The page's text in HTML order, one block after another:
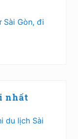
Gòn, đi
nhất
du lịch Sài